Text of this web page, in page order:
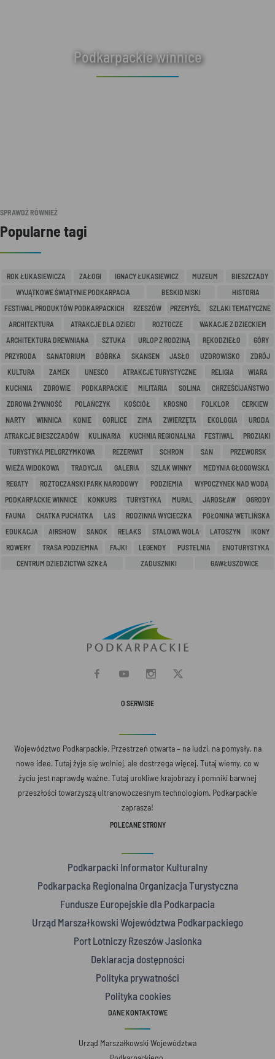
Podkarpackie winnice
SPRAWDŹ RÓWNIEŻ
Popularne tagi
ROK ŁUKASIEWICZA ZAŁOGI IGNACY ŁUKASIEWICZ MUZEUM
BIESZCZADY
WYJĄTKOWE ŚWIĄTYNIE PODKARPACIA
BESKID NISKI
HISTORIA
FESTIWAL PRODUKTÓW PODKARPACKICH
RZESZÓW PRZEMYŚL
SZLAKI TEMATYCZNE
ARCHITEKTURA
ATRAKCJE DLA DZIECI ROZTOCZE
WAKACJE Z DZIECKIEM
ARCHITEKTURA DREWNIANA
SZTUKA URLOP Z RODZINĄ RĘKODZIEŁO
GÓRY
PRZYRODA
SANATORIUM BÓBRKA SKANSEN JASŁO UZDROWISKO
ZDRÓJ
KULTURA
ZAMEK UNESCO ATRAKCJE TURYSTYCZNE RELIGIA
WIARA
KUCHNIA
ZDROWIE PODKARPACKIE MILITARIA SOLINA
CHRZEŚCIJAŃSTWO
ZDROWA ŻYWNOŚĆ
POLAŃCZYK KOŚCIÓŁ KROSNO FOLKLOR
CERKIEW
NARTY
WINNICA KONIE GORLICE ZIMA ZWIERZĘTA EKOLOGIA
URODA
ATRAKCJE BIESZCZADÓW
KULINARIA KUCHNIA REGIONALNA FESTIWAL
PROZIAKI
TURYSTYKA PIELGRZYMKOWA
REZERWAT SCHRON SAN
PRZEWORSK
WIEŻA WIDOKOWA
TRADYCJA GALERIA SZLAK WINNY
MEDYNIA GŁOGOWSKA
REGATY
ROZTOCZAŃSKI PARK NARODOWY PODZIEMIA
WYPOCZYNEK NAD WODĄ
PODKARPACKIE WINNICE
KONKURS TURYSTYKA MURAL JAROSŁAW
OGRODY
FAUNA
CHATKA PUCHATKA LAS RODZINNA WYCIECZKA
POŁONINA WETLIŃSKA
EDUKACJA
AIRSHOW SANOK RELAKS STALOWA WOLA LATOSZYN
IKONY
ROWERY
TRASA PODZIEMNA FAJKI LEGENDY PUSTELNIA
ENOTURYSTYKA
CENTRUM DZIEDZICTWA SZKŁA
ZADUSZNIKI GAWŁUSZOWICE
O SERWISIE
Województwo Podkarpackie. Przestrzeń otwarta – na ludzi, na pomysły, na
nowe idee. Tutaj żyje się wolniej, ale dostrzega więcej. Tutaj wiemy, co w
życiu jest naprawdę ważne. Tutaj urokliwe krajobrazy i pomniki barwnej
przeszłości towarzyszą ultranowoczesnym technologiom. Podkarpackie
zaprasza!
POLECANE STRONY
Podkarpacki Informator Kulturalny
Podkarpacka Regionalna Organizacja Turystyczna
Fundusze Europejskie dla Podkarpacia
Urząd Marszałkowski Województwa Podkarpackiego
Port Lotniczy Rzeszów Jasionka
Deklaracja dostępności
Polityka prywatności
Polityka cookies
DANE KONTAKTOWE
Urząd Marszałkowski Województwa